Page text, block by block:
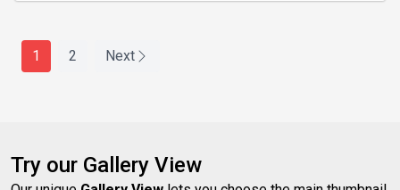
recherch
1 2 Next
Try our Gallery View